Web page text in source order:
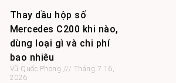
Thay dầu hộp số
Mercedes C200 khi nào,
dùng loại gì và chi phí
bao nhiêu
Vũ Quốc Phong
Tháng 7 16,
2026